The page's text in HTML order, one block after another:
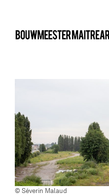
bma
© Séverin Malaud